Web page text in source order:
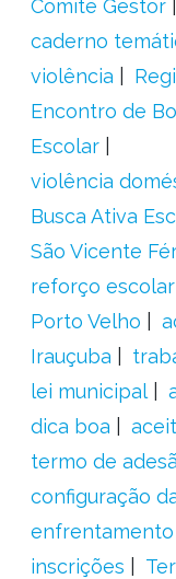
Comitê Gestor
caderno
violência
Encontro de
Escolar
violência
Busca Ativa
São Vicente
reforço escolar
Porto Velho
Irauçuba
lei municipal
dica boa
termo de
configuração
enfrentamento
inscrições